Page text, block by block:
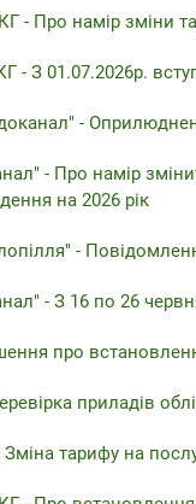
- Про намір зміни
- З 01.07.2026р.
-
- Про намір
на 2026 рік
-
- З 16 по 26
про
приладів
тарифу на